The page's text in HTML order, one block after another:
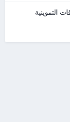
التموينية